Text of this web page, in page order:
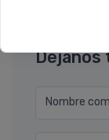
Déjanos
Nombre